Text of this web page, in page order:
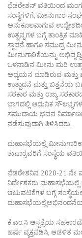
ಫೆಡರೇಶನ್ ವತಿಯಿಂದ
ಸಂಸ್ಥೆಗಳಿಗೆ, ಮೀನುಗಾರ
ಅನುಕೂಲವಾಗುವ
ಉತ್ಪನ್ನಗಳ ಬಗ್ಗೆ ತಾಂತ್ರಿಕ
ಸ್ಥಾಪನೆ ಹಾಗೂ ಸಮುದ್ರ
ಮೀನುಗಾರಿಕೆಯನ್ನು
ಒಳನಾಡಿನ ಮೀನು ಮರಿ
ಅಧ್ಯಯನ ಮಾಡಿರುವ ಮತ್ತು
ಉತ್ಪಾದನೆ ಮತ್ತು ಬಿತ್ತನೆಯ
ಸರಕಾರ ಮತ್ತು ರಾಜ್ಯ
ಭಾಗದಲ್ಲಿ ಆಧುನಿಕ
ಸಮುದಾಯ ಭವನ ನಿರ್ಮಾಣದ
ನಡೆಸುವುದಾಗಿ ತಿಳಿಸಿದರು.
ಮಹಾಸಭೆಯಲ್ಲಿ ಮೀನುಗಾರಿಕಾ
ತುಷಾರ್‍ರವರಿಗೆ ಸಂಸ್ಥೆಯ
ಫೆಡರೇಶನಿನ 2020-21 ನೇ
ನಿರ್ದೇಶಕರು ಮಹಾಸಭೆಯಲ್ಲಿ
ಚಟುವಟಿಕೆಗಳ ಬಗ್ಗೆ
ಕೆ.ಎಂ.ಸಿ ಆಸ್ಪತ್ರೆಯ
ಹರ್ಷ ವ್ಯಕ್ತಪಡಿಸಿ, ಆಡಳಿತ